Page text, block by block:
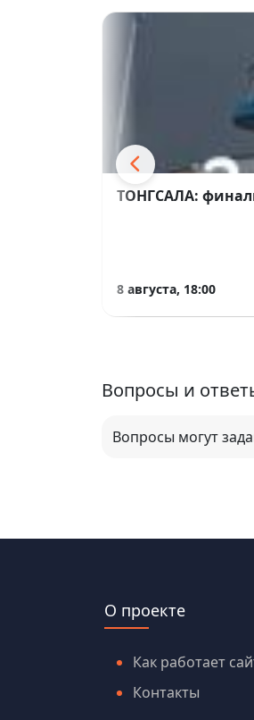
Не пропусти — это
ТОНГСАЛА:
8 августа, 18:00
Вопросы и
Вопросы могут
О проекте
Как работает
Контакты